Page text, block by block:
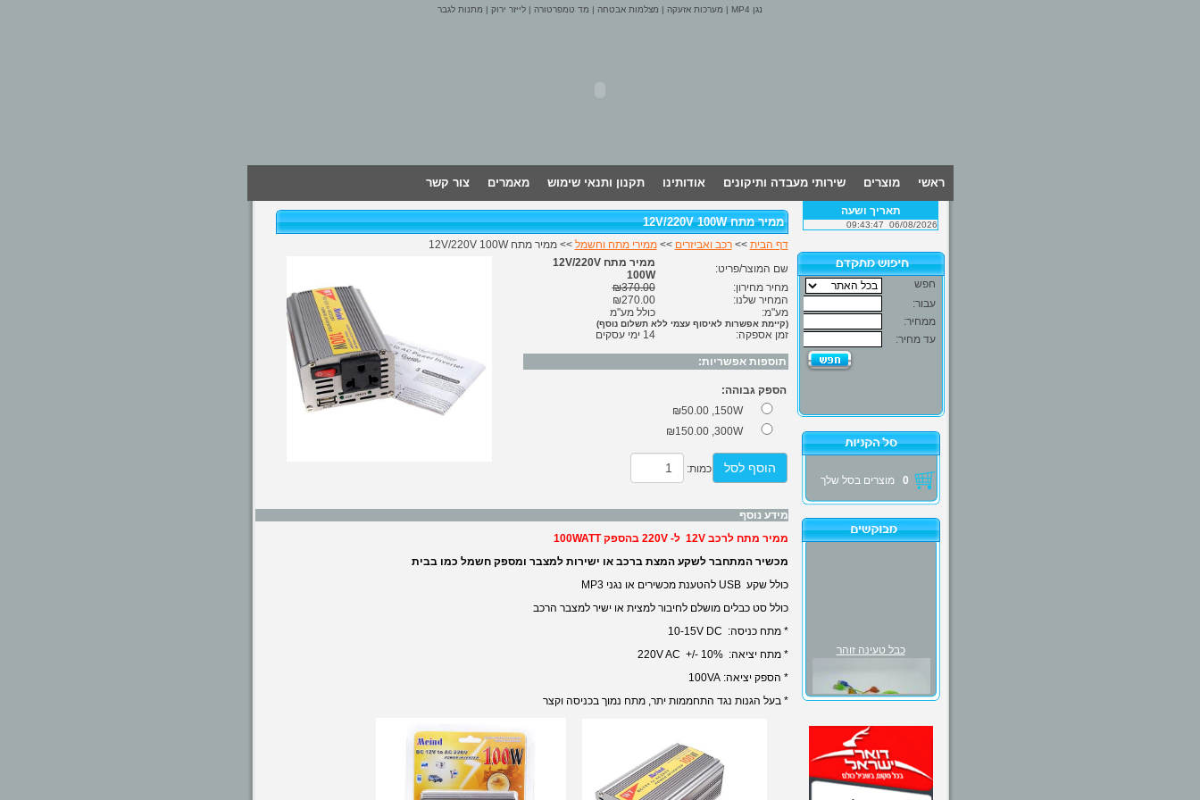
נגן MP4 | מערכות אזעקה | מצלמות אבטחה | מד טמפרטורה | לייזר ירוק | מתנות לגבר
ראשי מוצרים שירותי מעבדה ותיקונים אודותינו תקנון ותנאי שימוש מאמרים צור קשר
תאריך ושעה
06/08/2026
09:43:47
0 מוצרים בסל שלך
כבל טעינה זוהר
₪30.00
ממיר מתח 12V/220V 100W
דף הבית >>רכב ואביזרים >>ממירי מתח וחשמל >> ממיר מתח 12V/220V 100W
שם המוצר/פריט:
ממיר מתח 12V/220V
100W
מחיר מחירון:
₪370.00
המחיר שלנו:
₪270.00
מע"מ:
כולל מע"מ
(קיימת אפשרות לאיסוף עצמי ללא תשלום נוסף)
זמן אספקה: 14 ימי עסקים
תוספות אפשריות:
הספק גבוהה:
150W,
₪50.00
300W,
₪150.00
הוסף לסל כמות:
מידע נוסף
ממיר מתח לרכב 12V ל- 220V בהספק 100WATT
מכשיר המתחבר לשקע המצת ברכב או ישירות למצבר ומספק חשמל כמו בבית
כולל שקע USB להטענת מכשירים או נגני MP3
כולל סט כבלים מושלם לחיבור למצית או ישיר למצבר הרכב
* מתח כניסה: 10-15V DC
* מתח יציאה: 220V AC +/- 10%
* הספק יציאה: 100VA
* בעל הגנות נגד התחממות יתר, מתח נמוך בכניסה וקצר